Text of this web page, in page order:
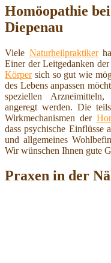
Homöopathie
Diepenau
Viele Naturheilpraktiker
Einer der Leitgedanken
Körpersich so gut wie
des Lebens anpassen
speziellen
angeregt werden. Die
Wirkmechanismen der
dass psychische Einflüsse
und allgemeines
Wir wünschen Ihnen gute
Praxen in der